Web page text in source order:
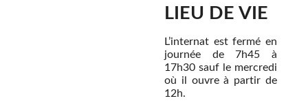
LIEU DE VIE
L’internat est fermé en
journée de 7h45 à
17h30 sauf le mercredi
où il ouvre à partir de
12h.